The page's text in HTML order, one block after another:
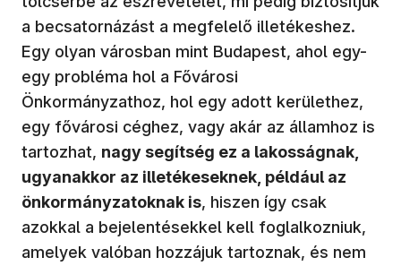
a becsatornázást a megfelelő illetékeshez.
Egy olyan városban mint Budapest, ahol egy-
egy probléma hol a Fővárosi
Önkormányzathoz, hol egy adott kerülethez,
egy fővárosi céghez, vagy akár az államhoz is
tartozhat, nagy segítség ez a lakosságnak,
ugyanakkor az illetékeseknek, például az
önkormányzatoknak is, hiszen így csak
azokkal a bejelentésekkel kell foglalkozniuk,
amelyek valóban hozzájuk tartoznak, és nem